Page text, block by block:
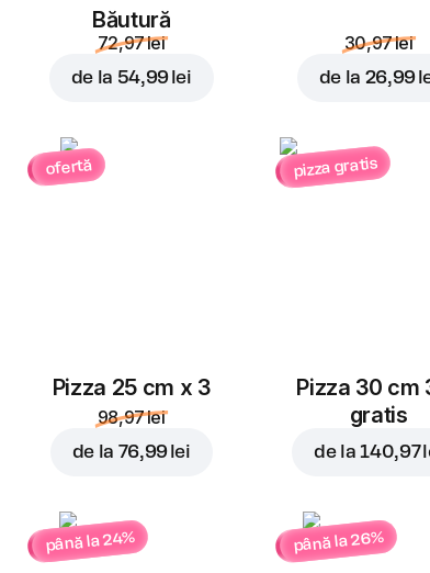
Băutură
72,97 lei
de la 54,99 lei
30,97 lei
de la 26,99
ofertă
Pizza 25 cm x 3
98,97 lei
de la 76,99 lei
pizza gratis
Pizza 30 cm
gratis
de la140,97
până la 24% până la 26%